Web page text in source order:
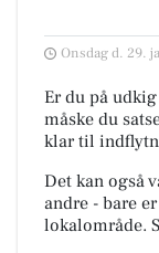
Onsdag d. 29.
Er du på
måske du
klar til
Det kan også
andre - bare
lokalområde.